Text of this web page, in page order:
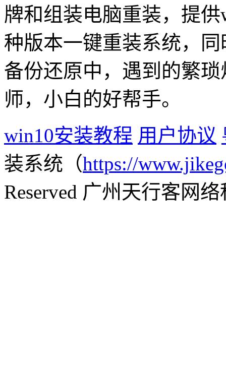
牌和组装电脑重装，提
种版本一键重装系统，
备份还原中，遇到的繁
师，小白的好帮手。
win10安装教程 用户协议
装系统（https://
Reserved 广州天行客网